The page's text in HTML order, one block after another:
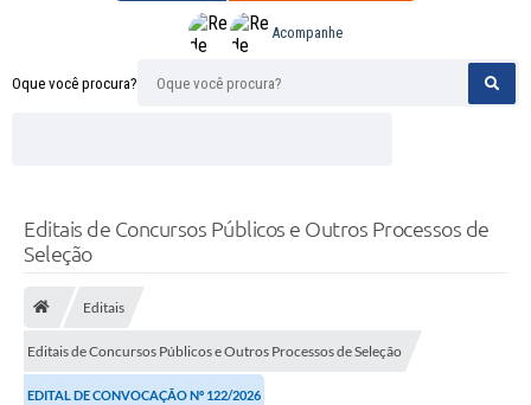
Oque você procura?
Acompanhe
Editais de Concursos Públicos e Outros Processos de
Seleção
Editais
Editais de Concursos Públicos e Outros Processos de Seleção
EDITAL DE CONVOCAÇÃO Nº 122/2026